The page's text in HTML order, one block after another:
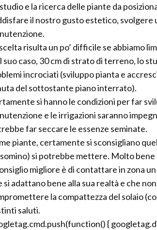
e la ricerca delle piante da
il nostro gusto estetico, svolgere
risulta un po’ difficile se abbiamo
suo caso, 30 cm di strato di terreno, lo
incrociati (sviluppo pianta e
del sottostante piano interrato).
si hanno le condizioni per far
e le irrigazioni saranno
far seccare le essenze seminate.
piante, certamente si sconsigliano
si potrebbe mettere. Molto
migliore è di contattare in zona
si adattano bene alla sua realtà e che
la compattezza del solaio
saluti.
{